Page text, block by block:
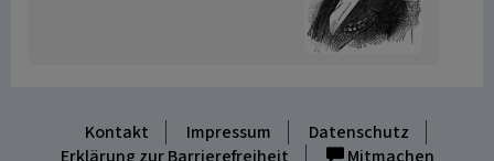
Kontakt Impressum
Datenschutz